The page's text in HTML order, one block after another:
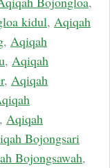
kidul, Aqiqah
, Aqiqah
, Aqiqah
, Aqiqah
, Aqiqah
Bojongsari
Bojongsawah,